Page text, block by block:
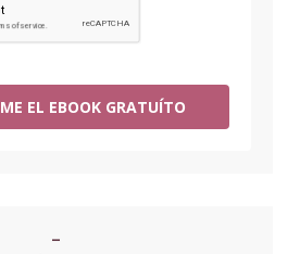
EL EBOOK GRATUÍTO